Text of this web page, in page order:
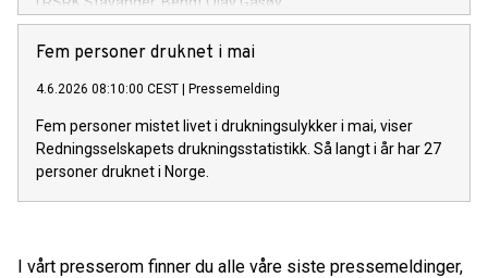
Fem personer druknet i mai
4.6.2026 08:10:00 CEST | Pressemelding
Fem personer mistet livet i drukningsulykker i mai, viser
Redningsselskapets drukningsstatistikk. Så langt i år har 27
personer druknet i Norge.
I vårt presserom finner du alle våre siste pressemeldinger,